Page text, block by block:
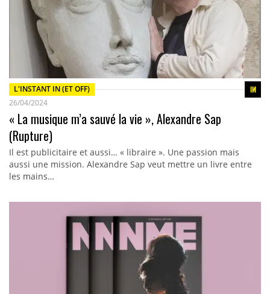
L'INSTANT IN (ET OFF)
26/04/2024
« La musique m’a sauvé la vie », Alexandre Sap
(Rupture)
Il est publicitaire et aussi… « libraire ». Une passion mais
aussi une mission. Alexandre Sap veut mettre un livre entre
les mains…